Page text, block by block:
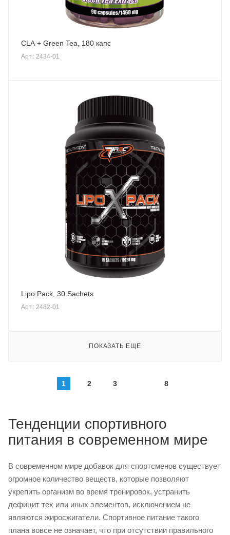
CLA + Green Tea, 180 капc
Арт.: 2434-01
Lipo Pack, 30 Sachets
Арт.: 2482-01
ПОКАЗАТЬ ЕЩЕ
1 2 3 8
Тенденции спортивного
питания в современном мире
В современном мире добавок для спортсменов существует
огромное количество веществ, которые позволяют
укрепить организм во время тренировок, устранить
дефицит тех или иных элементов, исключением не
являются жиросжигатели. Спортивное питание такого
плана вовсе не означает, что при отсутствии правильного